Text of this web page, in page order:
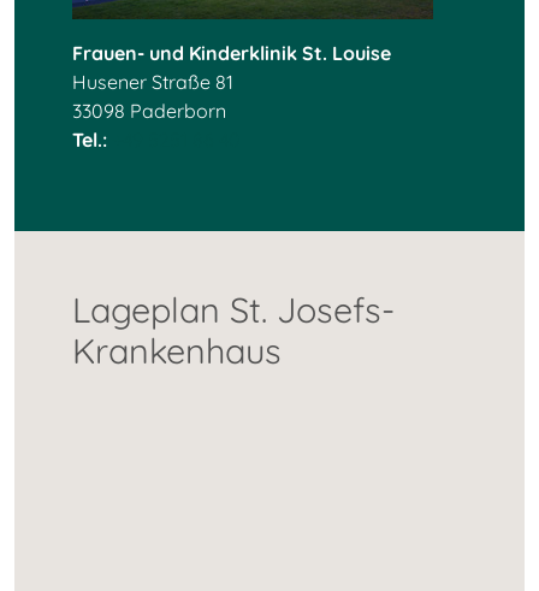
Frauen- und Kinderklinik St. Louise
Husener Straße 81
33098 Paderborn
Tel.:
Lageplan St. Josefs-
Krankenhaus